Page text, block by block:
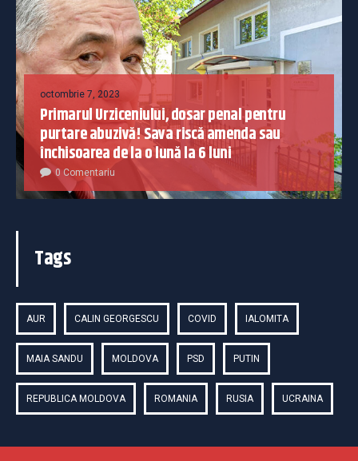
octombrie 7, 2023
Primarul Urziceniului, dosar penal pentru
purtare abuzivă! Sava riscă amenda sau
închisoarea de la o lună la 6 luni
0 Comentariu
Tags
AUR CALIN GEORGESCU COVID IALOMITA
MAIA SANDU MOLDOVA PSD PUTIN
REPUBLICA MOLDOVA ROMANIA RUSIA UCRAINA